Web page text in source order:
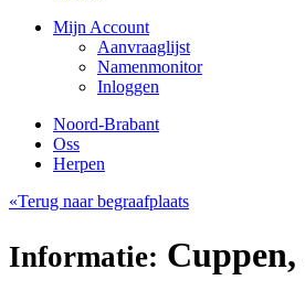
Mijn Account
Aanvraaglijst
Namenmonitor
Inloggen
Noord-Brabant
Oss
Herpen
«Terug naar begraafplaats
Informatie: Cuppen,